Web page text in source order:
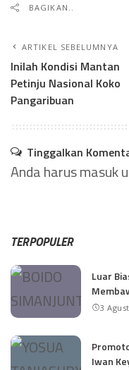
BAGIKAN..
ARTIKEL SEBELUMNYA
Inilah Kondisi Mantan
Petinju Nasional Koko
Pangaribuan
Tinggalkan
Anda harusmasuk
TERPOPULER
Luar
3
Iwan